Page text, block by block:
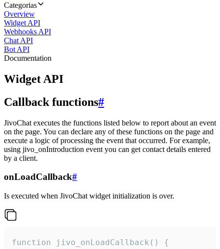
Categorias
Overview
Widget API
Webhooks API
Chat API
Bot API
Documentation
Widget API
Callback functions#
JivoChat executes the functions listed below to report about an event
on the page. You can declare any of these functions on the page and
execute a logic of processing the event that occurred. For example,
using jivo_onIntroduction event you can get contact details entered
by a client.
onLoadCallback#
Is executed when JivoChat widget initialization is over.
function jivo_onLoadCallback() {